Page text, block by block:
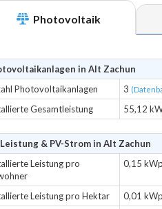
Photovoltaik
in Alt Zachun
Photovoltaikanlagen
3
Gesamtleistung 55,12
Leistung & PV-Strom in Alt Zachun
Leistung pro
0,15 kWp
Leistung pro Hektar
0,01 kWp